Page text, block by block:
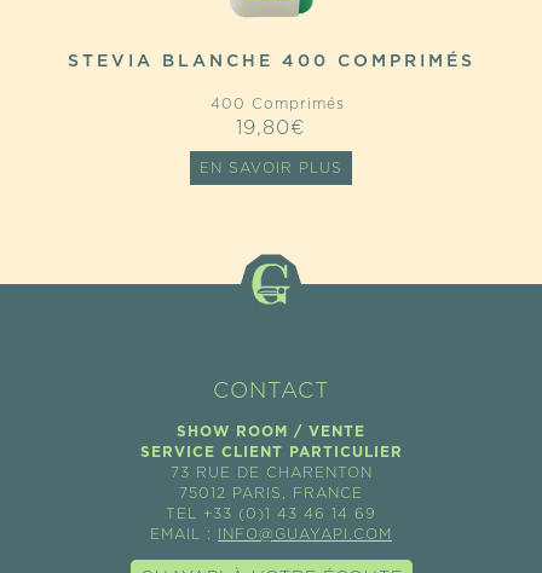
STEVIA BLANCHE 400 COMPRIMÉS
400 Comprimés
19,80€
EN SAVOIR PLUS
CONTACT
SHOW ROOM / VENTE
SERVICE CLIENT PARTICULIER
73 RUE DE CHARENTON
75012 PARIS, FRANCE
TEL +33 (0)1 43 46 14 69
EMAIL :
INFO@GUAYAPI.COM